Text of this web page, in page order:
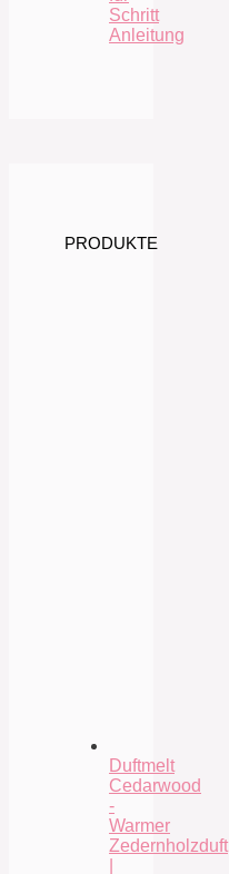
Schritt
Anleitung
PRODUKTE
Duftmelt
Cedarwood
-
Warmer
Zedernholzduft